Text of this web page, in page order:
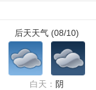
后天天气 (08/10)
白天： 阴